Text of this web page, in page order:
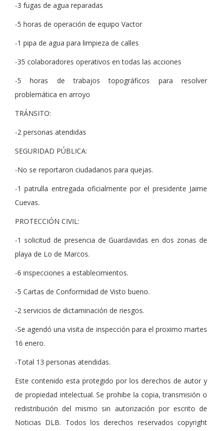
-3 fugas de agua reparadas
-5 horas de operación de equipo Vactor
-1 pipa de agua para limpieza de calles
-35 colaboradores operativos en todas las acciones
-5 horas de trabajos topográficos para resolver
problemática en arroyo
TRÁNSITO:
-2 personas atendidas
SEGURIDAD PÚBLICA:
-No se reportaron ciudadanos para quejas.
-1 patrulla entregada oficialmente por el presidente Jaime
Cuevas.
PROTECCIÓN CIVIL:
-1 solicitud de presencia de Guardavidas en dos zonas de
playa de Lo de Marcos.
-6 inspecciones a establecimientos.
-5 Cartas de Conformidad de Visto bueno.
-2 servicios de dictaminación de riesgos.
-Se agendó una visita de inspección para el proximo martes
16 enero.
-Total 13 personas atendidas.
Este contenido esta protegido por los derechos de autor y
de propiedad intelectual. Se prohibe la copia, transmisión o
redistribución del mismo sin autorización por escrito de
Noticias DLB. Todos los derechos reservados copyright